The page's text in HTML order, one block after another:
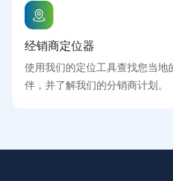
经销商定位器
使用我们的定位工具查找您当地
伴，并了解我们的分销商计划。